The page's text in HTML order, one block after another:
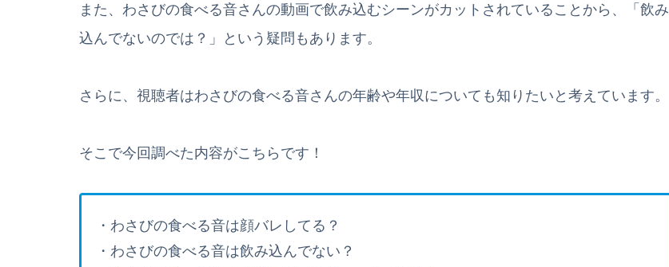
また、わさびの食べる音さんの動画で飲み込むシーンがカットされていることから、「飲み
込んでないのでは？」という疑問もあります。
さらに、視聴者はわさびの食べる音さんの年齢や年収についても知りたいと考えています。
そこで今回調べた内容がこちらです！
・わさびの食べる音は顔バレしてる？
・わさびの食べる音は飲み込んでない？